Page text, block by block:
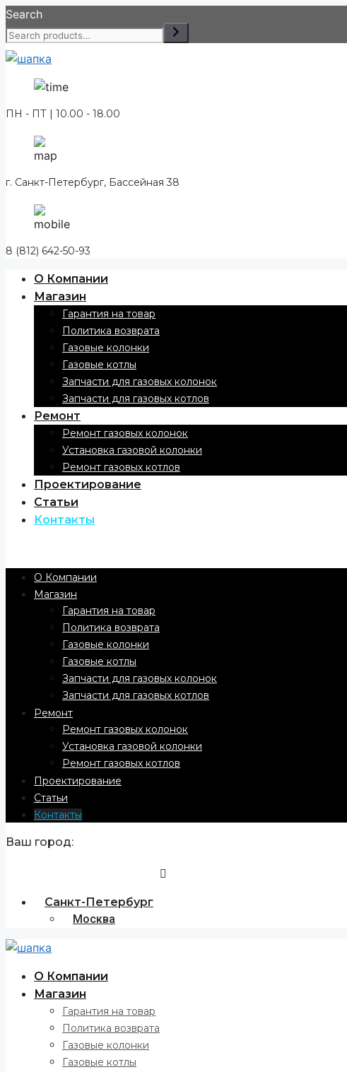
Перейти
к
содержимому
Search
ПН - ПТ | 10.00 - 18.00
г. Санкт-Петербург, Бассейная 38
8 (812) 642-50-93
О Компании
Магазин
Гарантия на товар
Политика возврата
Газовые колонки
Газовые котлы
Запчасти для газовых колонок
Запчасти для газовых котлов
Ремонт
Ремонт газовых колонок
Установка газовой колонки
Ремонт газовых котлов
Проектирование
Статьи
Контакты
О Компании
Магазин
Гарантия на товар
Политика возврата
Газовые колонки
Газовые котлы
Запчасти для газовых колонок
Запчасти для газовых котлов
Ремонт
Ремонт газовых колонок
Установка газовой колонки
Ремонт газовых котлов
Проектирование
Статьи
Контакты
Ваш город:
Санкт-Петербург
Москва
О Компании
Магазин
Гарантия на товар
Политика возврата
Газовые колонки
Газовые котлы